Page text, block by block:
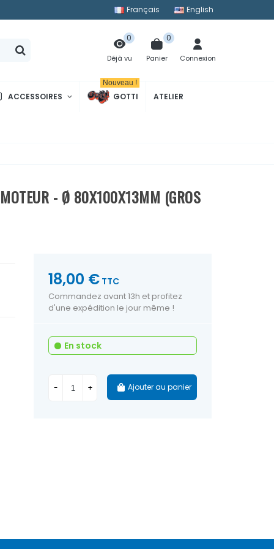
Français English
Déjà vu
0
Panier
0
Connexion
ACCESSOIRES GOTTI
Nouveau !
ATELIER
- Ø 80X100X13MM (GROS
18,00 € TTC
Commandez avant 13h et profitez
d'une expédition le jour même !
En stock
- + Ajouter au panier